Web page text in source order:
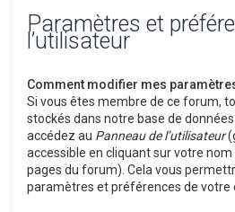
Paramètres et
l’utilisateur
Comment modifier mes
Si vous êtes membre de ce forum,
stockés dans notre base de
accédez au Panneau de l’utilisateur
accessible en cliquant sur votre
pages du forum). Cela vous
paramètres et préférences de votre